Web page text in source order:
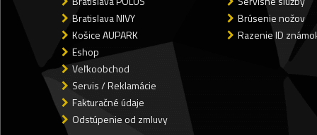
Bratislava NIVY
Košice AUPARK
Eshop
Veľkoobchod
Servis / Reklamácie
Fakturačné údaje
Odstúpenie od zmluvy
Brúsenie nožov
Razenie ID